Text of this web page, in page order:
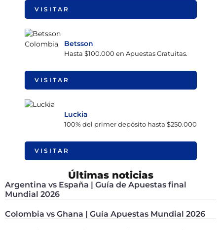
VISITAR
Betsson
Hasta $100.000 en Apuestas Gratuitas.
VISITAR
Luckia
100% del primer depósito hasta $250.000
VISITAR
Últimas noticias
Argentina vs España | Guía de Apuestas final
Mundial 2026
Colombia vs Ghana | Guía Apuestas Mundial 2026